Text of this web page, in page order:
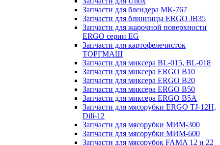
Запчасти для блендера МК-767
Запчасти для блинницы ERGO JB35
Запчасти для жарочной поверхности
ERGO серии EG
Запчасти для картофелечисток
ТОРГМАШ
Запчасти для миксера BL-015, BL-018
Запчасти для миксера ERGO B10
Запчасти для миксера ERGO B20
Запчасти для миксера ERGO B50
Запчасти для миксера ERGO B5A
Запчасти для мясорубки ERGO TJ-12H,
Dili-12
Запчасти для мясорубки МИМ-300
Запчасти для мясорубки МИМ-600
Запчасти для мясорубок FAMA 12 и 22